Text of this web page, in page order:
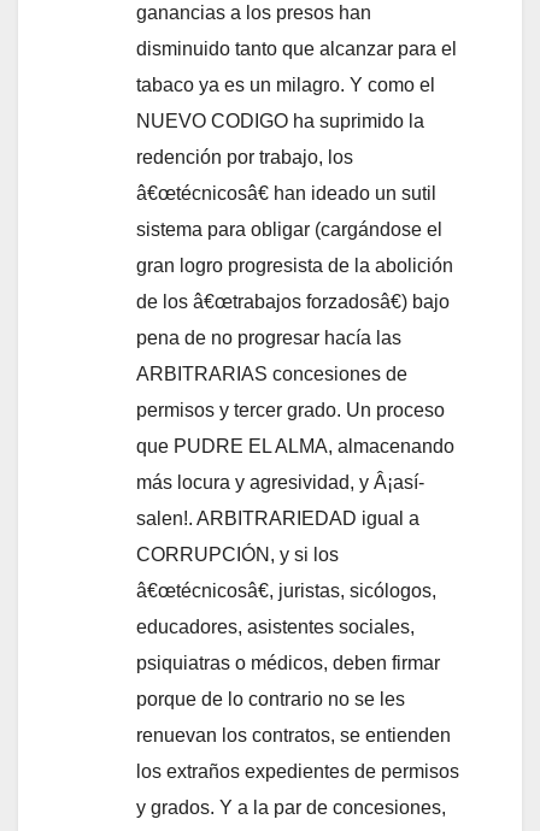
ganancias a los presos han
disminuido tanto que alcanzar para el
tabaco ya es un milagro. Y como el
NUEVO CODIGO ha suprimido la
redención por trabajo, los
â€œtécnicosâ€ han ideado un sutil
sistema para obligar (cargándose el
gran logro progresista de la abolición
de los â€œtrabajos forzadosâ€) bajo
pena de no progresar hací­a las
ARBITRARIAS concesiones de
permisos y tercer grado. Un proceso
que PUDRE EL ALMA, almacenando
más locura y agresividad, y Â¡así­
salen!. ARBITRARIEDAD igual a
CORRUPCIÓN, y si los
â€œtécnicosâ€, juristas, sicólogos,
educadores, asistentes sociales,
psiquiatras o médicos, deben firmar
porque de lo contrario no se les
renuevan los contratos, se entienden
los extraños expedientes de permisos
y grados. Y a la par de concesiones,